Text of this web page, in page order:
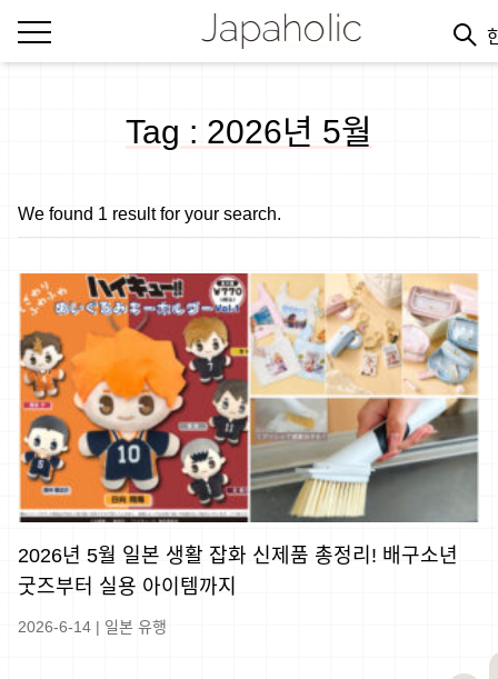
Tag : 2026년 5월
We found 1 result for your search.
2026년 5월 일본 생활 잡화 신제품 총정리! 배구소년
굿즈부터 실용 아이템까지
2026-6-14 | 일본 유행